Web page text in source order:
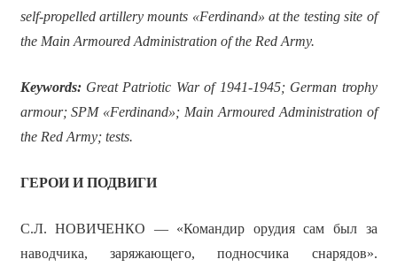
self-propelled artillery mounts «Ferdinand» at the testing site of
the Main Armoured Administration of the Red Army.
Keywords:Great Patriotic War of 1941-1945; German trophy
armour; SPM«Ferdinand»; Main Armoured Administration of
the Red Army; tests.
ГЕРОИ И ПОДВИГИ
С.Л. НОВИЧЕНКО — «Командир орудия сам был за
наводчика, заряжающего, подносчика снарядов».